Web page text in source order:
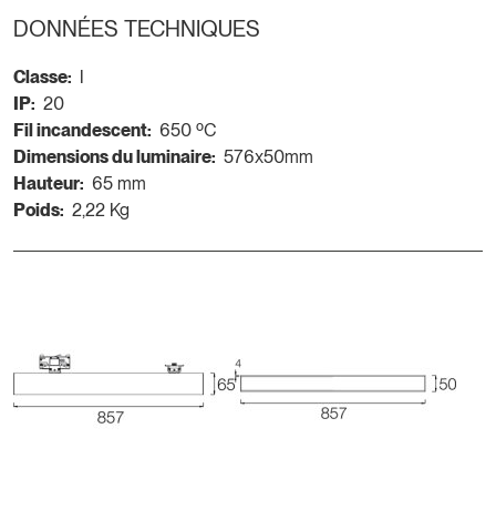
DONNÉES TECHNIQUES
Classe:
IP: 20
Fil incandescent: 650 ºC
Dimensions du luminaire: 576x50mm
Hauteur: 65 mm
Poids: 2,22 Kg